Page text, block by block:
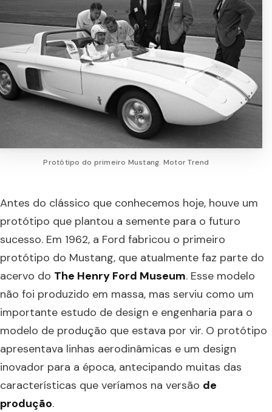
Protótipo do primeiro Mustang. Motor Trend
Antes do clássico que conhecemos hoje, houve um
protótipo que plantou a semente para o futuro
sucesso. Em 1962, a Ford fabricou o primeiro
protótipo do Mustang, que atualmente faz parte do
acervo do The Henry Ford Museum. Esse modelo
não foi produzido em massa, mas serviu como um
importante estudo de design e engenharia para o
modelo de produção que estava por vir. O protótipo
apresentava linhas aerodinâmicas e um design
inovador para a época, antecipando muitas das
características que veríamos na versão de
produção.